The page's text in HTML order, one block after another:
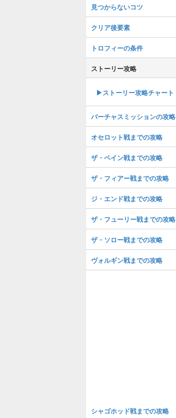
見つからないコツ
クリア後要素
トロフィーの条件
ストーリー攻略
▶︎ストーリー攻略チャート
バーチャスミッションの攻略
オセロット戦までの攻略
ザ・ペイン戦までの攻略
ザ・フィアー戦までの攻略
ジ・エンド戦までの攻略
ザ・フューリー戦までの攻略
ザ・ソロー戦までの攻略
ヴォルギン戦までの攻略
シャゴホッド戦までの攻略